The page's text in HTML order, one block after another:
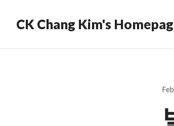
CK Chang Kim's